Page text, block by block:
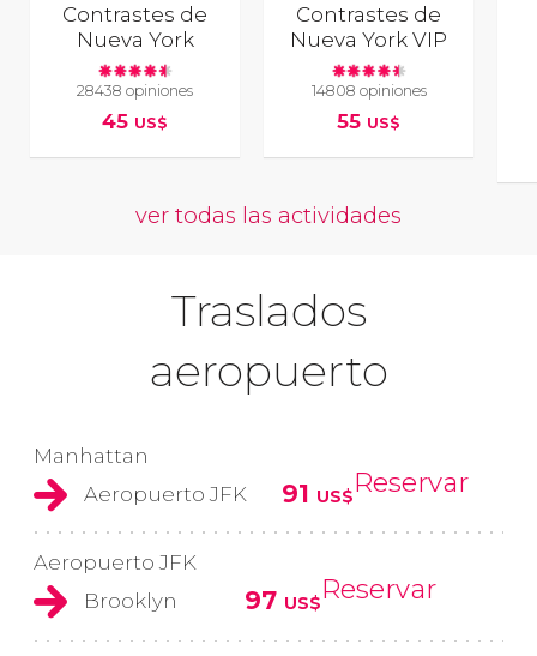
Contrastes de
Nueva York
28438 opiniones
45 US$
Contrastes de
Nueva York VIP
14808 opiniones
55 US$
ver todas las actividades
Traslados
aeropuerto
Manhattan
Aeropuerto JFK
91 US$Reservar
Aeropuerto JFK
Brooklyn
97 US$Reservar